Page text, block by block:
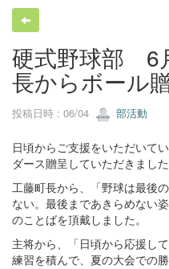
硬式野球部 6
長からボール
投稿日時 : 06/04 部活動
日頃からご支援をいただいて
ダース贈呈していただきました
工藤町長から、「野球は最後
ない。最後まであきらめない
のことばを頂戴しました。
主将から、「日頃から応援し
練習を積んで、夏の大会での